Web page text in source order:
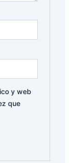
y web
que